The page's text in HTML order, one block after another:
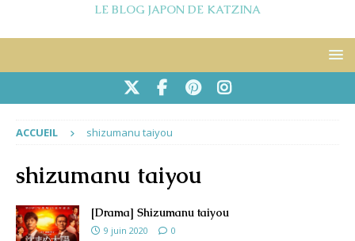
LE BLOG JAPON DE KATZINA
ACCUEIL shizumanu taiyou
shizumanu taiyou
[Drama] Shizumanu taiyou
9 juin 2020 0